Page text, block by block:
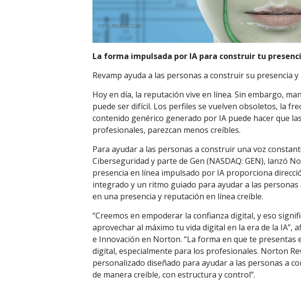
La forma impulsada por IA para construir tu
Revamp ayuda a las personas a construir su presencia
Hoy en día, la reputación vive en línea. Sin embargo,
puede ser difícil. Los perfiles se vuelven obsoletos, la
contenido genérico generado por IA puede hacer que
profesionales, parezcan menos creíbles.
Para ayudar a las personas a construir una voz
Ciberseguridad y parte de Gen (NASDAQ: GEN), lanzó
presencia en línea impulsado por IA proporciona
integrado y un ritmo guiado para ayudar a las
en una presencia y reputación en línea creíble.
“Creemos en empoderar la confianza digital, y eso
aprovechar al máximo tu vida digital en la era de la IA”,
e Innovación en Norton. “La forma en que te presentas
digital, especialmente para los profesionales. Norton
personalizado diseñado para ayudar a las personas a
de manera creíble, con estructura y control”.